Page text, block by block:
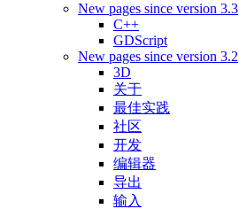
New pages since version 3.3
C++
GDScript
New pages since version 3.2
3D
关于
最佳实践
社区
开发
编辑器
导出
输入